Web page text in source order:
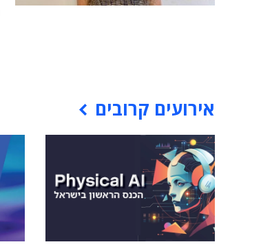
אירועים קרובים